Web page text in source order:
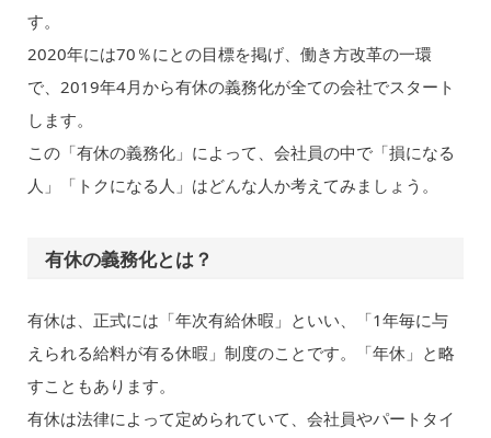
す。
2020年には70％にとの目標を掲げ、働き方改革の一環
で、2019年4月から有休の義務化が全ての会社でスタート
します。
この「有休の義務化」によって、会社員の中で「損になる
人」「トクになる人」はどんな人か考えてみましょう。
有休の義務化とは？
有休は、正式には「年次有給休暇」といい、「1年毎に与
えられる給料が有る休暇」制度のことです。「年休」と略
すこともあります。
有休は法律によって定められていて、会社員やパートタイ